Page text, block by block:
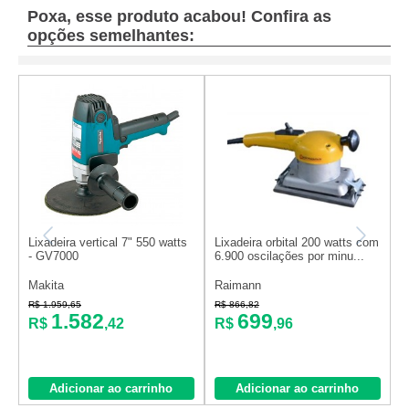
Poxa, esse produto acabou! Confira as
opções semelhantes:
Lixadeira vertical 7" 550 watts
- GV7000
Makita
R$ 1.959,65
R$ 1.582,42
Adicionar ao carrinho
Lixadeira orbital 200 watts com
6.900 oscilações por minu...
Raimann
R$ 866,82
R$ 699,96
Adicionar ao carrinho